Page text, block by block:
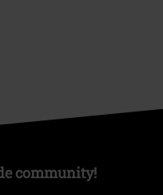
community!